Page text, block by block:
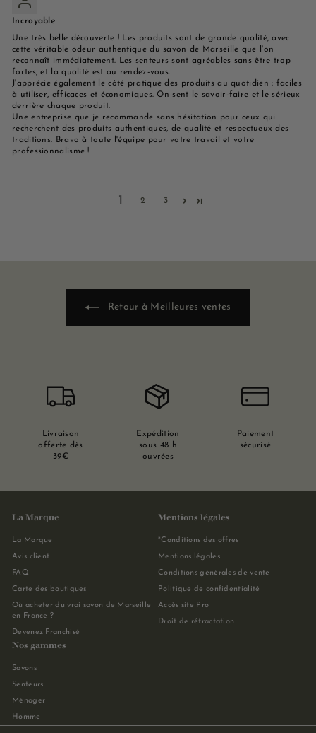
Incroyable
Une très belle découverte ! Les produits sont de grande qualité, avec
cette véritable odeur authentique du savon de Marseille que l'on
reconnaît immédiatement. Les senteurs sont agréables sans être trop
fortes, et la qualité est au rendez-vous.
J'apprécie également le côté pratique des produits au quotidien : faciles
à utiliser, efficaces et économiques. On sent le savoir-faire et le sérieux
derrière chaque produit.
Une entreprise que je recommande sans hésitation pour ceux qui
recherchent des produits authentiques, de qualité et respectueux des
traditions. Bravo à toute l'équipe pour votre travail et votre
professionnalisme !
1 2 3
Retour à Meilleures ventes
Livraison
offerte dès
39€
Expédition
sous 48 h
ouvrées
Paiement
sécurisé
La Marque
La Marque
Avis client
FAQ
Carte des boutiques
Où acheter du vrai savon de Marseille
en France ?
Devenez Franchisé
Mentions légales
*Conditions des offres
Mentions légales
Conditions générales de vente
Politique de confidentialité
Accès site Pro
Droit de rétractation
Nos gammes
Savons
Senteurs
Ménager
Homme